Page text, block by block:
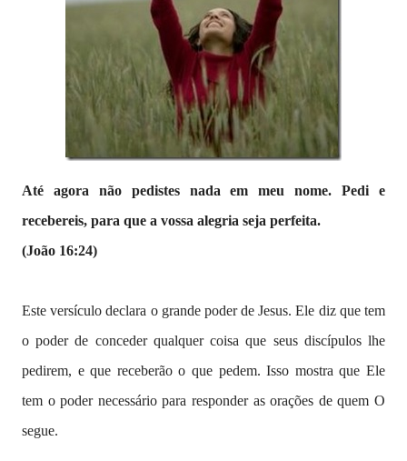
Até agora não pedistes nada em meu nome. Pedi e
recebereis, para que a vossa alegria seja perfeita.
(João 16:24)
Este versículo declara o grande poder de Jesus. Ele diz que tem
o poder de conceder qualquer coisa que seus discípulos lhe
pedirem, e que receberão o que pedem. Isso mostra que Ele
tem o poder necessário para responder as orações de quem O
segue.